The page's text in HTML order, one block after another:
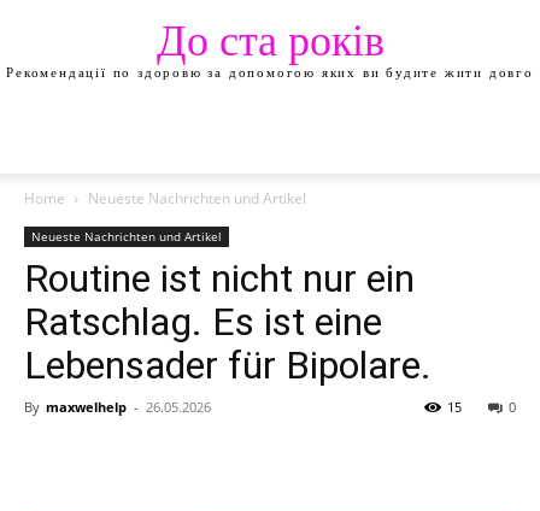
До ста років
Рекомендації по здоровю за допомогою яких ви будите жити довго
Home Neueste Nachrichten und Artikel
Neueste Nachrichten und Artikel
Routine ist nicht nur ein
Ratschlag. Es ist eine
Lebensader für Bipolare.
By maxwelhelp - 26.05.2026 0
15